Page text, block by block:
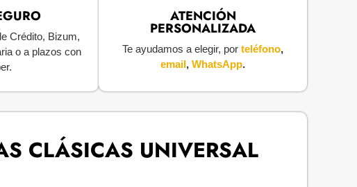
Crédito, Bizum,
o a plazos con
ATENCIÓN
PERSONALIZADA
Te ayudamos a elegir, por teléfono,
email, WhatsApp.
CLÁSICAS UNIVERSAL